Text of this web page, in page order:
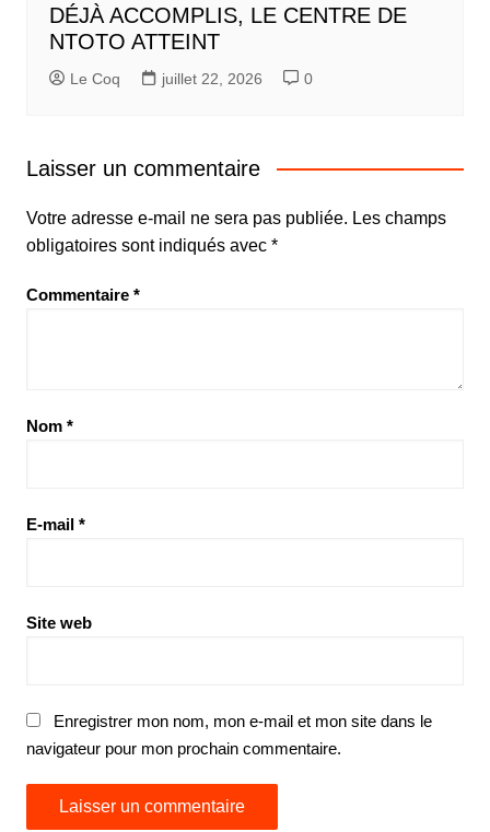
DÉJÀ ACCOMPLIS, LE CENTRE DE
NTOTO ATTEINT
Le Coq juillet 22, 2026 0
Laisser un commentaire
Votre adresse e-mail ne sera pas publiée. Les champs
obligatoires sont indiqués avec *
Commentaire *
Nom *
E-mail *
Site web
Enregistrer mon nom, mon e-mail et mon site dans le
navigateur pour mon prochain commentaire.